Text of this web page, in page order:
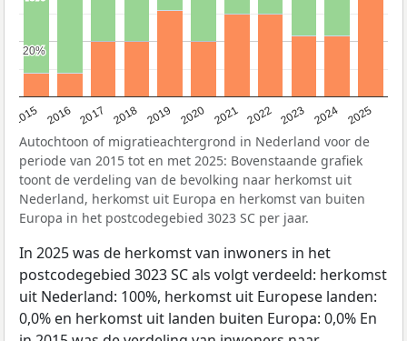
2015 2016 2017 2018 2019 2020 2021 2022 2023 2024 2025
20%
20%
Autochtoon of migratieachtergrond in Nederland voor de
periode van 2015 tot en met 2025: Bovenstaande grafiek
toont de verdeling van de bevolking naar herkomst uit
Nederland, herkomst uit Europa en herkomst van buiten
Europa in het postcodegebied 3023 SC per jaar.
In 2025 was de herkomst van inwoners in het
postcodegebied 3023 SC als volgt verdeeld: herkomst
uit Nederland: 100%, herkomst uit Europese landen:
0,0% en herkomst uit landen buiten Europa: 0,0% En